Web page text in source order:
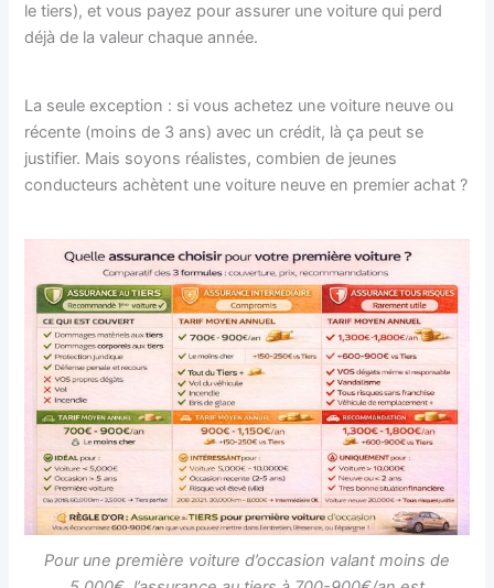
le tiers), et vous payez pour assurer une voiture qui perd
déjà de la valeur chaque année.
La seule exception : si vous achetez une voiture neuve ou
récente (moins de 3 ans) avec un crédit, là ça peut se
justifier. Mais soyons réalistes, combien de jeunes
conducteurs achètent une voiture neuve en premier achat ?
Pour une première voiture d’occasion valant moins de